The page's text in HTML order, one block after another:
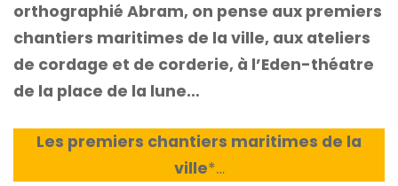
orthographié Abram, on pense aux premiers
chantiers maritimes de la ville, aux ateliers
de cordage et de corderie, à l’Eden-théatre
de la place de la lune…
Les premiers chantiers maritimes de la
ville*…